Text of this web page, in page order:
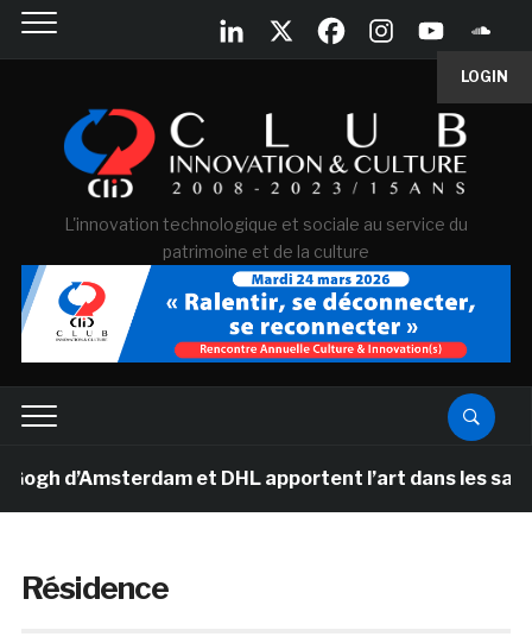
LOGIN
L'innovation technologique et sociale au service du
patrimoine et de la culture
d’Amsterdam et DHL apportent l’art dans les salles
Résidence